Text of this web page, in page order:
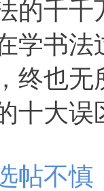
的千千
学书法
终也无
十大误
帖不慎